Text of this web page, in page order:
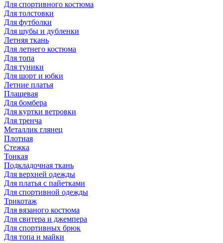
Для спортивного костюма
Для толстовки
Для футболки
Для шубы и дубленки
Летняя ткань
Для летнего костюма
Для топа
Для туники
Для шорт и юбки
Летние платья
Плащевая
Для бомбера
Для куртки ветровки
Для тренча
Металлик глянец
Плотная
Стежка
Тонкая
Подкладочная ткань
Для верхней одежды
Для платья с пайетками
Для спортивной одежды
Трикотаж
Для вязаного костюма
Для свитера и джемпера
Для спортивных брюк
Для топа и майки